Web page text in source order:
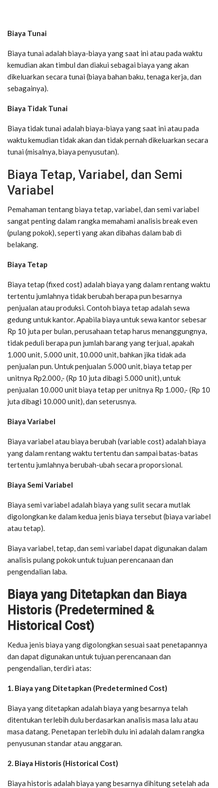
Biaya Tunai
Biaya tunai adalah biaya-biaya yang saat ini atau pada waktu
kemudian akan timbul dan diakui sebagai biaya yang akan
dikeluarkan secara tunai (biaya bahan baku, tenaga kerja, dan
sebagainya).
Biaya Tidak Tunai
Biaya tidak tunai adalah biaya-biaya yang saat ini atau pada
waktu kemudian tidak akan dan tidak pernah dikeluarkan secara
tunai (misalnya, biaya penyusutan).
Biaya Tetap, Variabel, dan Semi
Variabel
Pemahaman tentang biaya tetap, variabel, dan semi variabel
sangat penting dalam rangka memahami analisis break even
(pulang pokok), seperti yang akan dibahas dalam bab di
belakang.
Biaya Tetap
Biaya tetap (fixed cost) adalah biaya yang dalam rentang waktu
tertentu jumlahnya tidak berubah berapa pun besarnya
penjualan atau produksi. Contoh biaya tetap adalah sewa
gedung untuk kantor. Apabila biaya untuk sewa kantor sebesar
Rp 10 juta per bulan, perusahaan tetap harus menanggungnya,
tidak peduli berapa pun jumlah barang yang terjual, apakah
1.000 unit, 5.000 unit, 10.000 unit, bahkan jika tidak ada
penjualan pun. Untuk penjualan 5.000 unit, biaya tetap per
unitnya Rp2.000,- (Rp 10 juta dibagi 5.000 unit), untuk
penjualan 10.000 unit biaya tetap per unitnya Rp 1.000,- (Rp 10
juta dibagi 10.000 unit), dan seterusnya.
Biaya Variabel
Biaya variabel atau biaya berubah (variable cost) adalah biaya
yang dalam rentang waktu tertentu dan sampai batas-batas
tertentu jumlahnya berubah-ubah secara proporsional.
Biaya Semi Variabel
Biaya semi variabel adalah biaya yang sulit secara mutlak
digolongkan ke dalam kedua jenis biaya tersebut (biaya variabel
atau tetap).
Biaya variabel, tetap, dan semi variabel dapat digunakan dalam
analisis pulang pokok untuk tujuan perencanaan dan
pengendalian laba.
Biaya yang Ditetapkan dan Biaya
Historis (Predetermined &
Historical Cost)
Kedua jenis biaya yang digolongkan sesuai saat penetapannya
dan dapat digunakan untuk tujuan perencanaan dan
pengendalian, terdiri atas:
1. Biaya yang Ditetapkan (Predetermined Cost)
Biaya yang ditetapkan adalah biaya yang besarnya telah
ditentukan terlebih dulu berdasarkan analisis masa lalu atau
masa datang. Penetapan terlebih dulu ini adalah dalam rangka
penyusunan standar atau anggaran.
2. Biaya Historis (Historical Cost)
Biaya historis adalah biaya yang besarnya dihitung setelah ada